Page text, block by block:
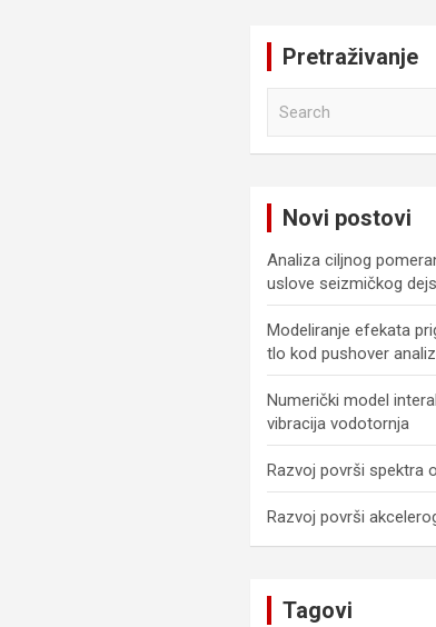
Pretraživanje
Novi postovi
Analiza ciljnog
uslove seizmičkog
Modeliranje efekata
tlo kod pushover
Numerički model
vibracija vodotornja
Razvoj površi spektra
Razvoj površi
Tagovi